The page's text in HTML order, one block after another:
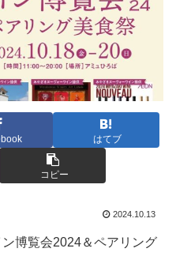
はてブ
コピー
2024.10.13
博覧会2024＆ペアリング